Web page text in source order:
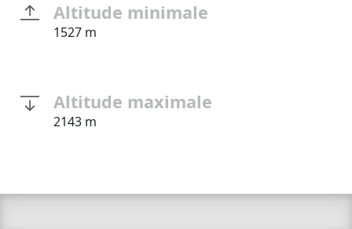
Altitude minimale
1527 m
Altitude maximale
2143 m